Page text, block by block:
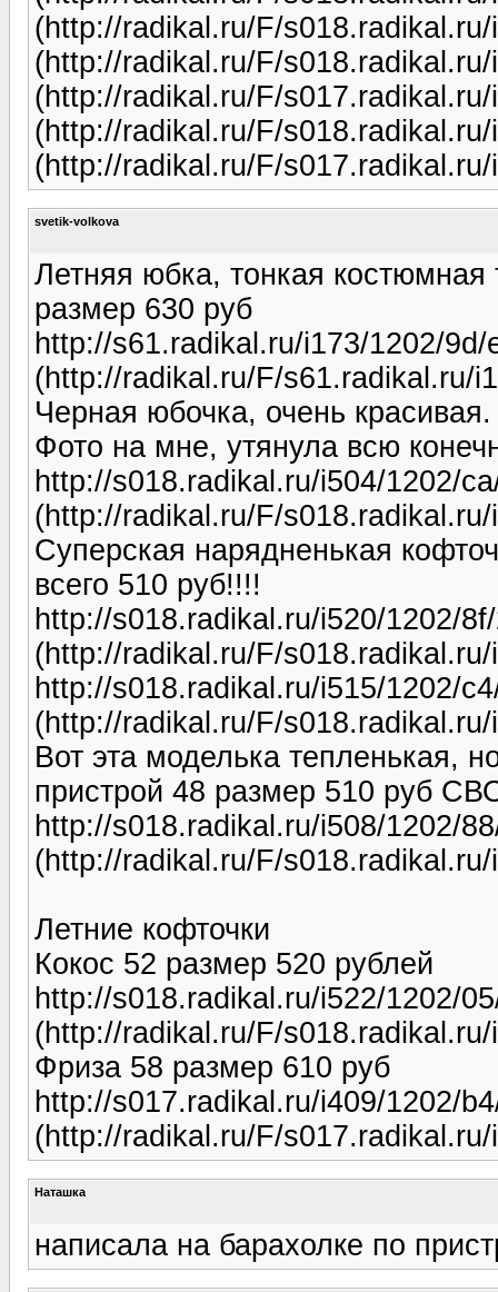
(http://radikal.ru/F/
(http://radikal.ru/F/
(http://radikal.ru/F/
(http://radikal.ru/F/
(http://radikal.ru/F/
svetik-volkova
Летняя юбка, тонкая
размер 630 руб
http://s61.radikal.ru/i173/1202/
(http://radikal.ru/F/s61.radikal.ru/
Черная юбочка, очень
Фото на мне, утянула всю
http://s018.radikal.ru/i504/1202/
(http://radikal.ru/F/
Суперская нарядненькая
всего 510 руб!!!!
http://s018.radikal.ru/i520/1202/
(http://radikal.ru/F/
http://s018.radikal.ru/i515/1202/
(http://radikal.ru/F/
Вот эта моделька тепленькая,
пристрой 48 размер 510 руб
http://s018.radikal.ru/i508/1202/
(http://radikal.ru/F/
Летние кофточки
Кокос 52 размер 520 рублей
http://s018.radikal.ru/i522/1202/
(http://radikal.ru/F/
Фриза 58 размер 610 руб
http://s017.radikal.ru/i409/1202/
(http://radikal.ru/F/
Наташка
написала на барахолке по